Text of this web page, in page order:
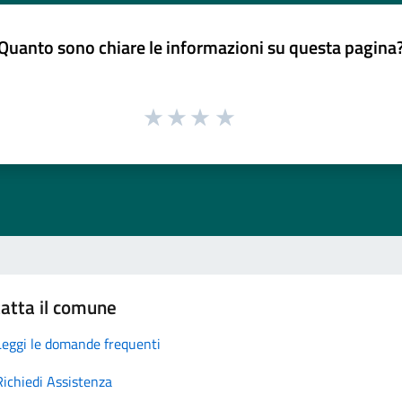
sono chiare le informazioni su questa
il comune
le domande frequenti
Assistenza